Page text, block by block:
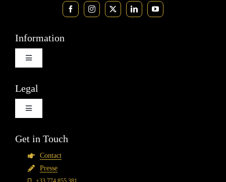
Information
Basculer
la
Évènements
News
Boutique
Legal
Basculer
la
Mentions Légales
Conditions Générales de Vente
Get in Touch
Contact
Presse